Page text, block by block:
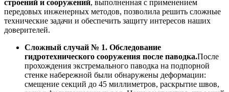
строений и сооружений, выполненная с применением
передовых инженерных методов, позволила решить сложные
технические задачи и обеспечить защиту интересов наших
доверителей.
Сложный случай № 1. Обследование
гидротехнического сооружения после паводка.После
прохождения экстремального паводка на подпорной
стенке набережной были обнаружены деформации:
смещение секций до 45 миллиметров, раскрытие швов,